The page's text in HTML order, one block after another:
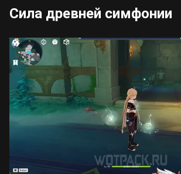
Сила древней симфонии